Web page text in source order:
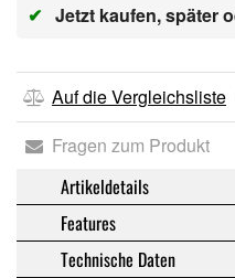
✔ Jetzt kaufen, später
Auf die Vergleichsliste
Fragen zum Produkt
Artikeldetails
Features
Technische Daten